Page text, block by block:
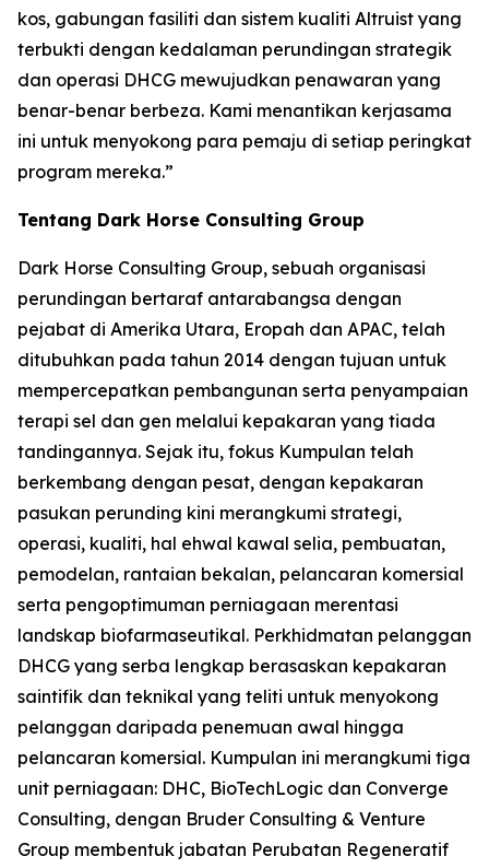
kos, gabungan fasiliti dan sistem kualiti Altruist yang
terbukti dengan kedalaman perundingan strategik
dan operasi DHCG mewujudkan penawaran yang
benar-benar berbeza. Kami menantikan kerjasama
ini untuk menyokong para pemaju di setiap peringkat
program mereka.”
Tentang Dark Horse Consulting Group
Dark Horse Consulting Group, sebuah organisasi
perundingan bertaraf antarabangsa dengan
pejabat di Amerika Utara, Eropah dan APAC, telah
ditubuhkan pada tahun 2014 dengan tujuan untuk
mempercepatkan pembangunan serta penyampaian
terapi sel dan gen melalui kepakaran yang tiada
tandingannya. Sejak itu, fokus Kumpulan telah
berkembang dengan pesat, dengan kepakaran
pasukan perunding kini merangkumi strategi,
operasi, kualiti, hal ehwal kawal selia, pembuatan,
pemodelan, rantaian bekalan, pelancaran komersial
serta pengoptimuman perniagaan merentasi
landskap biofarmaseutikal. Perkhidmatan pelanggan
DHCG yang serba lengkap berasaskan kepakaran
saintifik dan teknikal yang teliti untuk menyokong
pelanggan daripada penemuan awal hingga
pelancaran komersial. Kumpulan ini merangkumi tiga
unit perniagaan: DHC, BioTechLogic dan Converge
Consulting, dengan Bruder Consulting & Venture
Group membentuk jabatan Perubatan Regeneratif